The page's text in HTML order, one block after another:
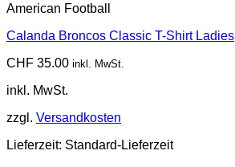
American Football
Calanda Broncos Classic T-Shirt Ladies
CHF 35.00 inkl. MwSt.
inkl. MwSt.
zzgl. Versandkosten
Lieferzeit: Standard-Lieferzeit